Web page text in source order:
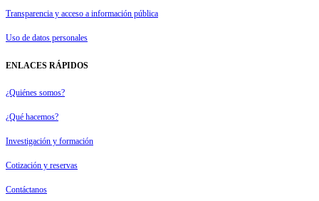
Transparencia y acceso a información pública
Uso de datos personales
ENLACES RÁPIDOS
¿Quiénes somos?
¿Qué hacemos?
Investigación y formación
Cotización y reservas
Contáctanos